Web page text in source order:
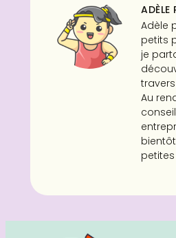
ADÈLE
Adèle
petits
je
Au